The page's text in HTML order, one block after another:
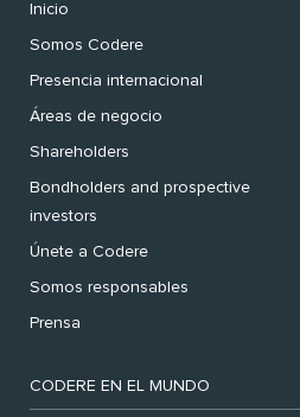
Inicio
Somos Codere
Presencia internacional
Áreas de negocio
Shareholders
Bondholders and prospective
investors
Únete a Codere
Somos responsables
Prensa
CODERE EN EL MUNDO